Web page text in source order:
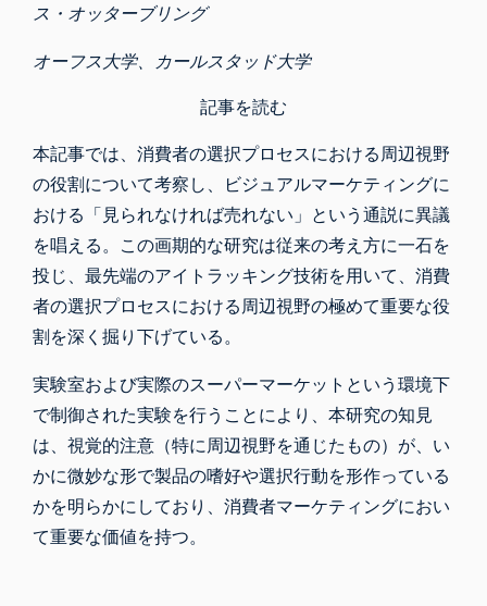
ス・オッターブリング
オーフス大学、カールスタッド大学
記事を読む
本記事では、消費者の選択プロセスにおける周辺視野
の役割について考察し、ビジュアルマーケティングに
おける「見られなければ売れない」という通説に異議
を唱える。この画期的な研究は従来の考え方に一石を
投じ、最先端のアイトラッキング技術を用いて、消費
者の選択プロセスにおける周辺視野の極めて重要な役
割を深く掘り下げている。
実験室および実際のスーパーマーケットという環境下
で制御された実験を行うことにより、本研究の知見
は、視覚的注意（特に周辺視野を通じたもの）が、い
かに微妙な形で製品の嗜好や選択行動を形作っている
かを明らかにしており、消費者マーケティングにおい
て重要な価値を持つ。